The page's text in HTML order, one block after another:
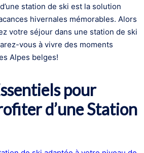
station de ski est la solution
hivernales mémorables. Alors
votre séjour dans une station de ski
vous à vivre des moments
Alpes belges!
pour
d’une Station